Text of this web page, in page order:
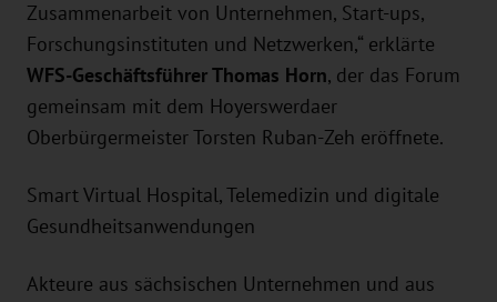
Zusammenarbeit von Unternehmen, Start-ups,
Forschungsinstituten und Netzwerken,“ erklärte
WFS-Geschäftsführer Thomas Horn, der das Forum
gemeinsam mit dem Hoyerswerdaer
Oberbürgermeister Torsten Ruban-Zeh eröffnete.
Smart Virtual Hospital, Telemedizin und digitale
Gesundheitsanwendungen
Akteure aus sächsischen Unternehmen und aus